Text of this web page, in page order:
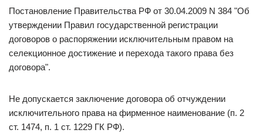
Постановление Правительства РФ от 30.04.2009 N 384 "Об
утверждении Правил государственной регистрации
договоров о распоряжении исключительным правом на
селекционное достижение и перехода такого права без
договора".
Не допускается заключение договора об отчуждении
исключительного права на фирменное наименование (п. 2
ст. 1474, п. 1 ст. 1229 ГК РФ).